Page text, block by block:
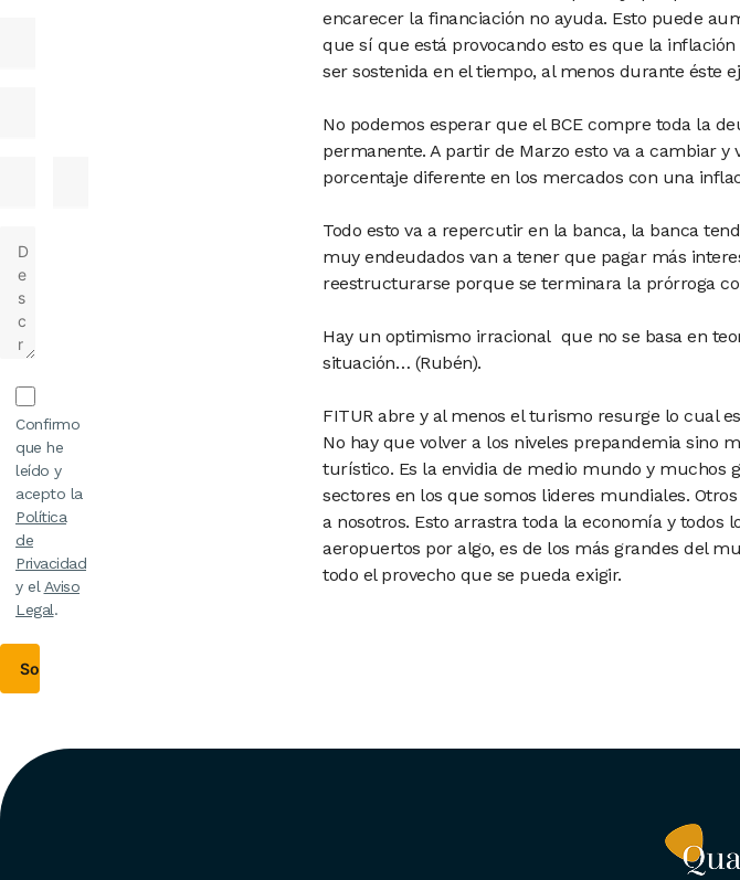
encarecer la financiación no ayuda. Esto puede
que sí que está provocando esto es que la
ser sostenida en el tiempo, al menos durante éste
No podemos esperar que el BCE compre toda la
permanente. A partir de Marzo esto va a cambiar
porcentaje diferente en los mercados con una
Todo esto va a repercutir en la banca, la banca
muy endeudados van a tener que pagar más
reestructurarse porque se terminara la prórroga
Hay un optimismo irracional que no se basa en
situación… (Rubén).
FITUR abre y al menos el turismo resurge lo cual
No hay que volver a los niveles prepandemia sino
turístico. Es la envidia de medio mundo y muchos
sectores en los que somos lideres mundiales.
a nosotros. Esto arrastra toda la economía y todos
aeropuertos por algo, es de los más grandes del
todo el provecho que se pueda exigir.
Confirmo
que he
leído y
acepto la
Política
de
Privacidad
y elAviso
Legal.